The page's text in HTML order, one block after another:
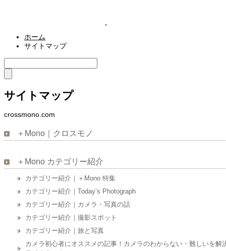
ホーム
サイトマップ
サイトマップ
crossmono.com
＋Mono｜クロスモノ
＋Mono カテゴリー紹介
カテゴリー紹介｜＋Mono 特集
カテゴリー紹介｜Today’s Photograph
カテゴリー紹介｜カメラ・写真の話
カテゴリー紹介｜撮影スポット
カテゴリー紹介｜旅と写真
カメラ初心者にオススメの記事！カメラのわからない・難しいを